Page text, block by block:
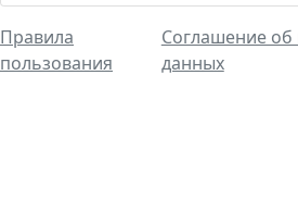
Правила
пользования
Соглашение об
данных